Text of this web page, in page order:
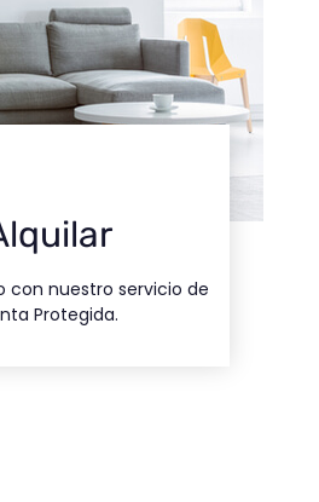
con nuestro servicio de
Protegida.con